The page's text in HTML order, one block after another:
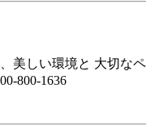
美しい環境と 大切な
800-1636